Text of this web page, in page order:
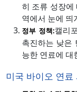
히 조류 성장에
역에서 눈에 띄
정부 정책:캘리
촉진하는 낮은
능한 연료에 대
미국 바이오 연료